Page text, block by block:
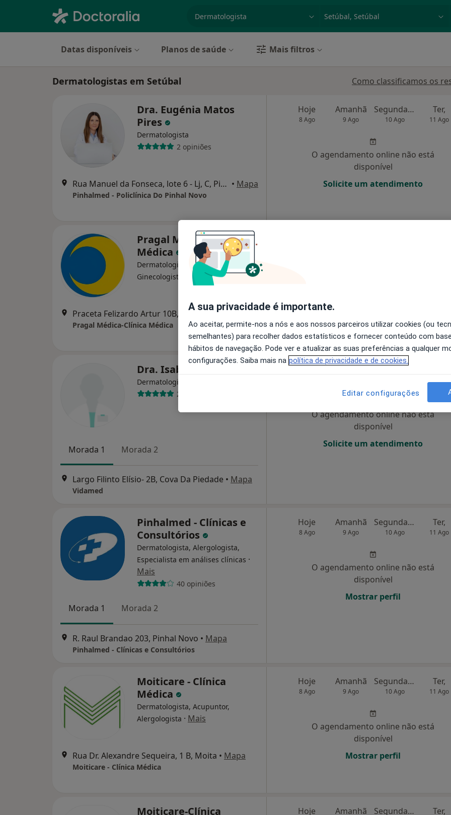
p. ex. Lisboa
Datas disponíveis Planos de saúde Mais filtros
Dermatologistas em Setúbal Como classificamos os
Dra. Eugénia Matos
Pires
Dermatologista
2 opiniões
Rua Manuel da Fonseca, lote 6 - Lj, C, Pinhal Novo • Mapa
Pinhalmed - Policlínica Do Pinhal Novo
Hoje
8 Ago
Amanhã
9 Ago
Segunda-feira
10 Ago
Ter,
11 Ago
O agendamento online não está
disponível
Solicite um atendimento
Pragal Médica-Clínica
Médica
Dermatologista, Cardiologista,
Ginecologista
Mais
Praceta Felizardo Artur 10B, 2ºC, Almada • Mapa
Pragal Médica-Clínica Médica
Dra. Isabel Anes
Dermatologista
2 opiniões
Morada 1 Morada 2
Largo Filinto Elísio- 2B, Cova Da Piedade • Mapa
Vidamed
Hoje Amanhã Segunda-feira
O agendamento online não está
disponível
Solicite um atendimento
Pinhalmed - Clínicas e
Consultórios
Dermatologista, Alergologista,
Especialista em análises clínicas ·
Mais
40 opiniões
Morada 1 Morada 2
R. Raul Brandao 203, Pinhal Novo • Mapa
Pinhalmed - Clínicas e Consultórios
Hoje
8 Ago
Amanhã
9 Ago
Segunda-feira
10 Ago
Ter,
11 Ago
O agendamento online não está
disponível
Mostrar perfil
Moiticare - Clínica
Médica
Dermatologista, Acupuntor,
Alergologista · Mais
Rua Dr. Alexandre Sequeira, 1 B, Moita • Mapa
Moiticare - Clínica Médica
Hoje
8 Ago
Amanhã
9 Ago
Segunda-feira
10 Ago
Ter,
11 Ago
O agendamento online não está
disponível
Mostrar perfil
Moiticare-Clínica
Hoje Amanhã Segunda-feira Ter,
A sua privacidade é importante.
Ao aceitar, permite-nos a nós e aos nossos parceiros utilizar cookies (ou
semelhantes) para recolher dados estatísticos e fornecer conteúdo com
hábitos de navegação. Pode ver e atualizar as suas preferências a qualquer
configurações. Saiba mais na política de privacidade e de cookies.
Editar configurações